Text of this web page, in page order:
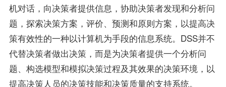
机对话，向决策者提供信息，协助决策者发现和分析问
题，探索决策方案，评价、预测和原则方案，以提高决
策有效性的一种以计算机为手段的信息系统。DSS并不
代替决策者做出决策，而是为决策者提供一个分析问
题、构选模型和模拟决策过程及其效果的决策环境，以
提高决策人员的决策技能和决策质量的支持系统。